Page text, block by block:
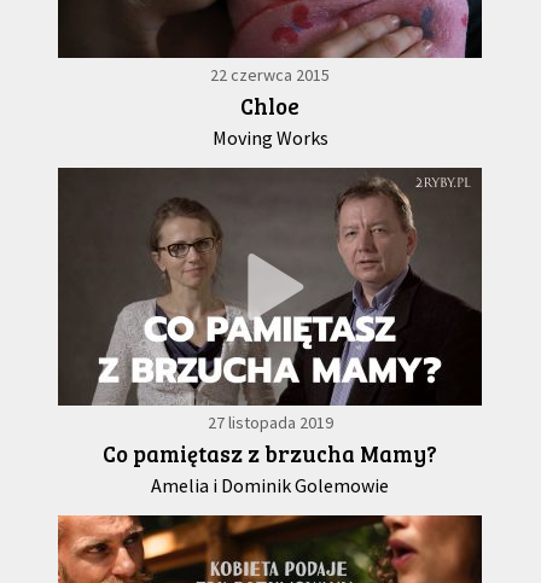
22 czerwca 2015
Chloe
Moving Works
27 listopada 2019
Co pamiętasz z brzucha Mamy?
Amelia i Dominik Golemowie